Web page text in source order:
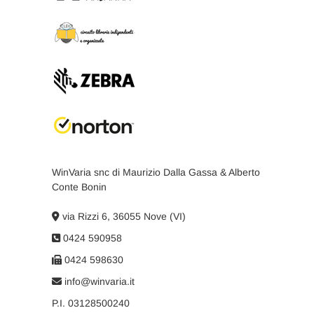
WinVaria snc di Maurizio Dalla Gassa & Alberto
Conte Bonin
via Rizzi 6, 36055 Nove (VI)
0424 590958
0424 598630
info@winvaria.it
P.I. 03128500240